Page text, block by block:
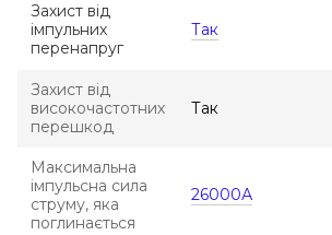
Захист від
імпульних
перенапруг
Так
Захист від
високочастотних
перешкод
Так
Максимальна
імпульсна сила
струму, яка
поглинається
26000А